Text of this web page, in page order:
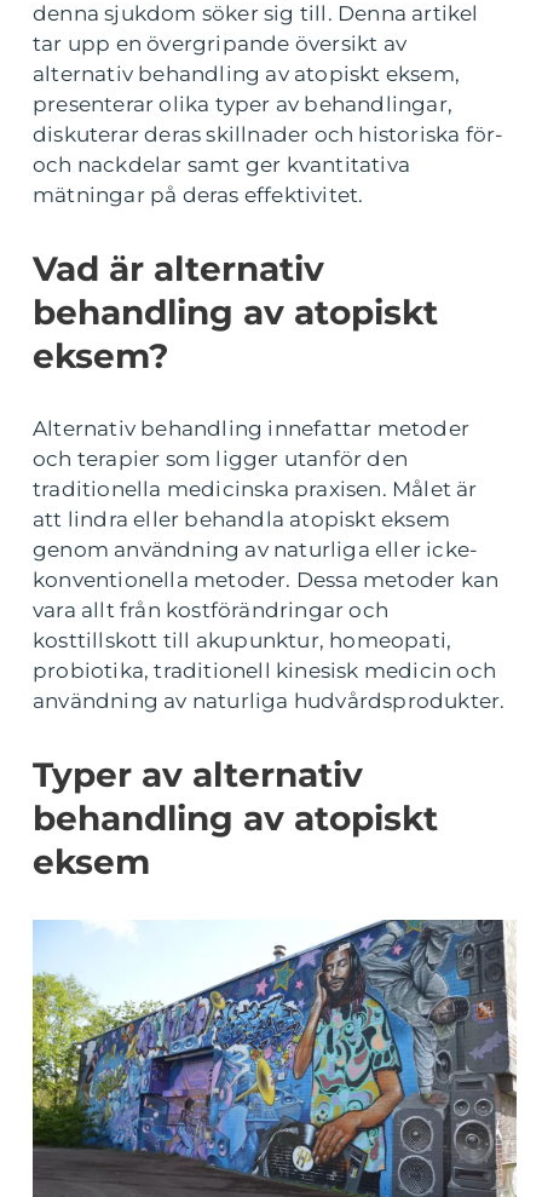
denna sjukdom söker sig till. Denna artikel
tar upp en övergripande översikt av
alternativ behandling av atopiskt eksem,
presenterar olika typer av behandlingar,
diskuterar deras skillnader och historiska för-
och nackdelar samt ger kvantitativa
mätningar på deras effektivitet.
Vad är alternativ
behandling av atopiskt
eksem?
Alternativ behandling innefattar metoder
och terapier som ligger utanför den
traditionella medicinska praxisen. Målet är
att lindra eller behandla atopiskt eksem
genom användning av naturliga eller icke-
konventionella metoder. Dessa metoder kan
vara allt från kostförändringar och
kosttillskott till akupunktur, homeopati,
probiotika, traditionell kinesisk medicin och
användning av naturliga hudvårdsprodukter.
Typer av alternativ
behandling av atopiskt
eksem